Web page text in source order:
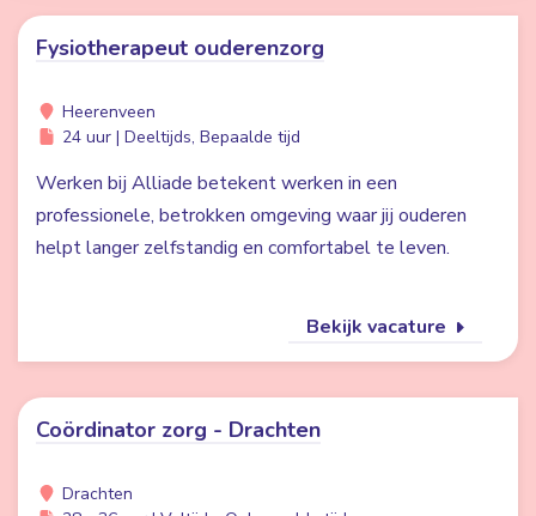
Fysiotherapeut ouderenzorg
Heerenveen
24 uur | Deeltijds, Bepaalde tijd
Werken bij Alliade betekent werken in een
professionele, betrokken omgeving waar jij ouderen
helpt langer zelfstandig en comfortabel te leven.
Bekijk vacature
Coördinator zorg - Drachten
Drachten